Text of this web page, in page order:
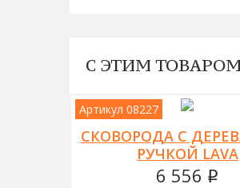
С ЭТИМ
Артикул 08227
СКОВОРОДА С
РУЧКОЙ LAVA
6 556 q